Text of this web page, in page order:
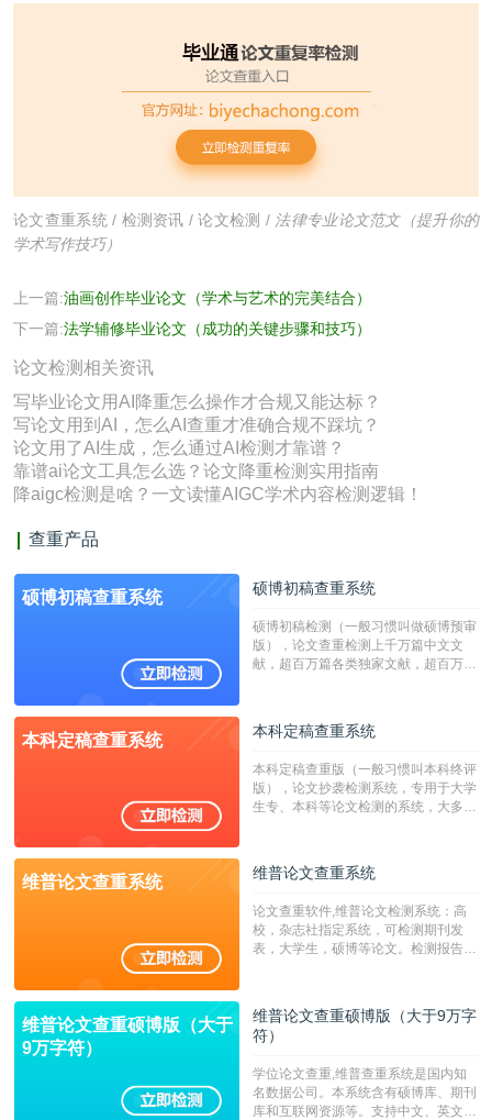
论文查重系统/ 检测资讯 /论文检测 / 法律专业论文范文（提升你的
学术写作技巧）
上一篇:油画创作毕业论文（学术与艺术的完美结合）
下一篇:法学辅修毕业论文（成功的关键步骤和技巧）
论文检测相关资讯
写毕业论文用AI降重怎么操作才合规又能达标？
写论文用到AI，怎么AI查重才准确合规不踩坑？
论文用了AI生成，怎么通过AI检测才靠谱？
靠谱ai论文工具怎么选？论文降重检测实用指南
降aigc检测是啥？一文读懂AIGC学术内容检测逻辑！
查重产品
硕博初稿查重系统 硕博初稿查重系统
硕博初稿检测（一般习惯叫做硕博预审
版），论文查重检测上千万篇中文文
献，超百万篇各类独家文献，超百万港
校用来检测硕博论文的系统，检测范围
广，数据来源真实，检测算法合理!本
字符数30万）
本科定稿查重系统 本科定稿查重系统
本科定稿查重版（一般习惯叫本科终评
版），论文抄袭检测系统，专用于大学
生专、本科等论文检测的系统，大多数
维普论文查重系统 维普论文查重系统
论文查重软件,维普论文检测系统：高
校，杂志社指定系统，可检测期刊发
表，大学生，硕博等论文。检测报告支
维普论文查重硕博版（大于
9万字符）
维普论文查重硕博版（大于9万字
符）
学位论文查重,维普查重系统是国内知
名数据公司。本系统含有硕博库、期刊
库和互联网资源等。支持中文、英文、